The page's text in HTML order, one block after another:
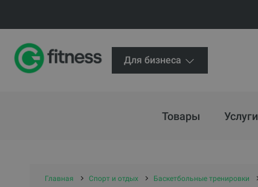
Для бизнеса
Товары Услуги
Главная Спорт и отдых Баскетбольные тренировки